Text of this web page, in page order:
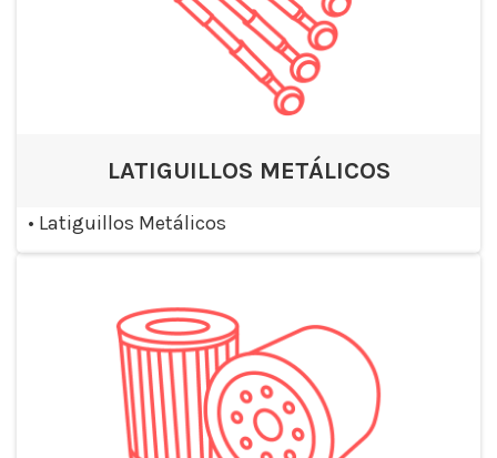
LATIGUILLOS METÁLICOS
• Latiguillos Metálicos